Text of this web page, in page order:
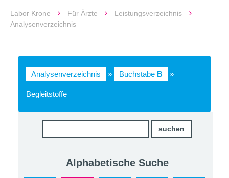
Labor Krone Für Ärzte
Leistungsverzeichnis
Analysenverzeichnis
Analysenverzeichnis » Buchstabe B »
Begleitstoffe
Alphabetische Suche